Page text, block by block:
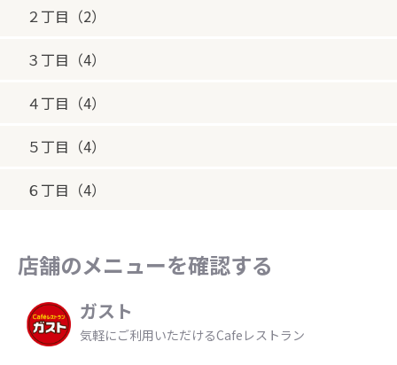
２丁目（2）
３丁目（4）
４丁目（4）
５丁目（4）
６丁目（4）
店舗のメニューを確認する
ガスト
気軽にご利用いただけるCafeレストラン